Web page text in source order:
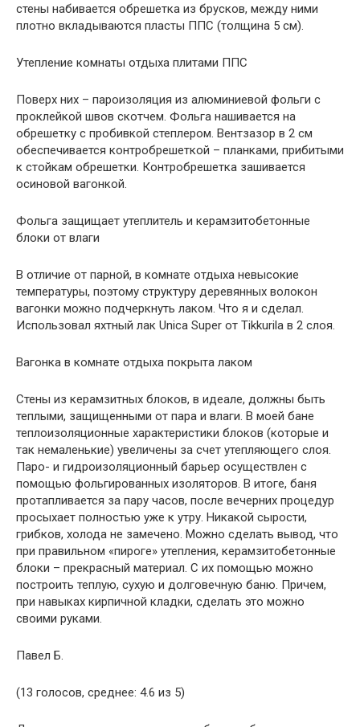
стены набивается обрешетка из брусков, между ними
плотно вкладываются пласты ППС (толщина 5 см).
Утепление комнаты отдыха плитами ППС
Поверх них – пароизоляция из алюминиевой фольги с
проклейкой швов скотчем. Фольга нашивается на
обрешетку с пробивкой степлером. Вентзазор в 2 см
обеспечивается контробрешеткой – планками, прибитыми
к стойкам обрешетки. Контробрешетка зашивается
осиновой вагонкой.
Фольга защищает утеплитель и керамзитобетонные
блоки от влаги
В отличие от парной, в комнате отдыха невысокие
температуры, поэтому структуру деревянных волокон
вагонки можно подчеркнуть лаком. Что я и сделал.
Использовал яхтный лак Unica Super от Tikkurila в 2 слоя.
Вагонка в комнате отдыха покрыта лаком
Стены из керамзитных блоков, в идеале, должны быть
теплыми, защищенными от пара и влаги. В моей бане
теплоизоляционные характеристики блоков (которые и
так немаленькие) увеличены за счет утепляющего слоя.
Паро- и гидроизоляционный барьер осуществлен с
помощью фольгированных изоляторов. В итоге, баня
протапливается за пару часов, после вечерних процедур
просыхает полностью уже к утру. Никакой сырости,
грибков, холода не замечено. Можно сделать вывод, что
при правильном «пироге» утепления, керамзитобетонные
блоки – прекрасный материал. С их помощью можно
построить теплую, сухую и долговечную баню. Причем,
при навыках кирпичной кладки, сделать это можно
своими руками.
Павел Б.
(13 голосов, среднее: 4.6 из 5)